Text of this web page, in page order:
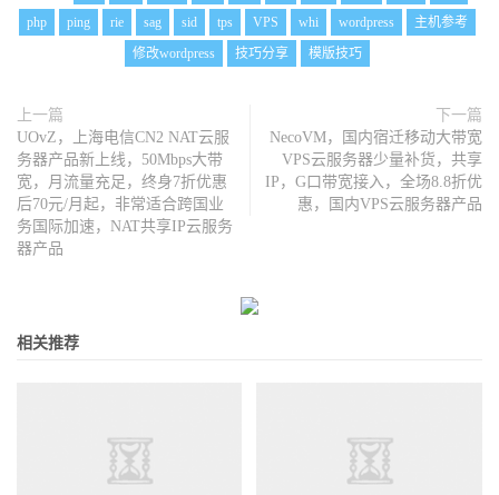
php
ping rie sag sid tps VPS whi wordpress
主机参考
修改wordpress
技巧分享 模版技巧
上一篇
UOvZ，上海电信CN2 NAT云服
务器产品新上线，50Mbps大带
宽，月流量充足，终身7折优惠
后70元/月起，非常适合跨国业
务国际加速，NAT共享IP云服务
器产品
下一篇
NecoVM，国内宿迁移动大带宽
VPS云服务器少量补货，共享
IP，G口带宽接入，全场8.8折优
惠，国内VPS云服务器产品
相关推荐